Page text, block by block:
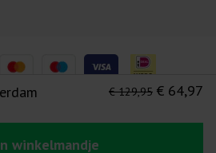
€ 129,95 € 64,97
winkelmandjeOns privacy statement